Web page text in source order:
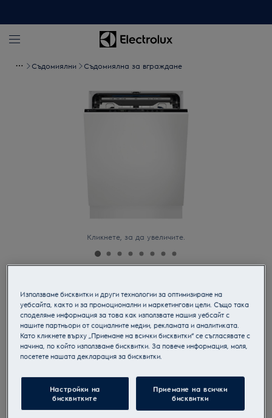
Съдомиялни Съдомиялна за вграждане
Кликнете, за да увеличите.
Съдомиялна за вграждане
Продуктов информационен лист
Инструкциите за безопасност и предупрежденията за
безопасност съгласно регламент на ЕС 2023/988 са
изброени в глава 1 и 2 на ръководството за потребителя.
Използваме бисквитки и други технологии за оптимизиране на
уебсайта, както и за промоционални и маркетингови цели. Също така
споделяме информация за това как използвате нашия уебсайт с
нашите партньори от социалните медии, рекламата и аналитиката.
Като кликнете върху „Приемане на всички бисквитки“ се съгласявате с
начина, по който използваме бисквитки. За повече информация, моля,
посетете нашата декларация за бисквитки.
Настройки на
бисквитките
Приемане на всички
бисквитки